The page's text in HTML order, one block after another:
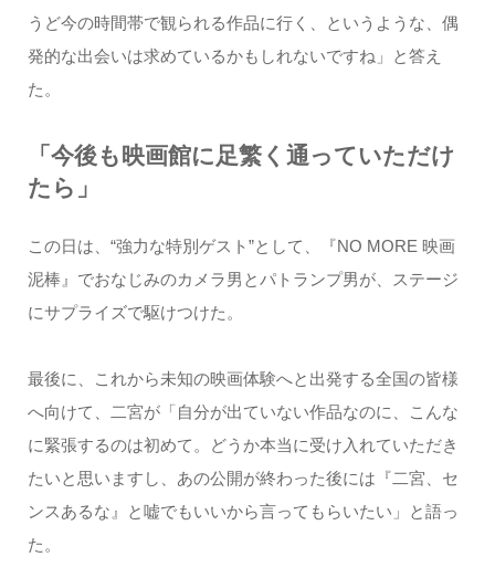
うど今の時間帯で観られる作品に行く、というような、偶
発的な出会いは求めているかもしれないですね」と答え
た。
「今後も映画館に足繁く通っていただけ
たら」
この日は、“強力な特別ゲスト”として、『NO MORE 映画
泥棒』でおなじみのカメラ男とパトランプ男が、ステージ
にサプライズで駆けつけた。
最後に、これから未知の映画体験へと出発する全国の皆様
へ向けて、二宮が「自分が出ていない作品なのに、こんな
に緊張するのは初めて。どうか本当に受け入れていただき
たいと思いますし、あの公開が終わった後には『二宮、セ
ンスあるな』と嘘でもいいから言ってもらいたい」と語っ
た。